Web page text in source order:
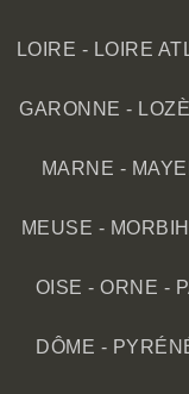
LOIRE - LOIRE
GARONNE -
MARNE -
MEUSE -
OISE - ORNE -
DÔME -